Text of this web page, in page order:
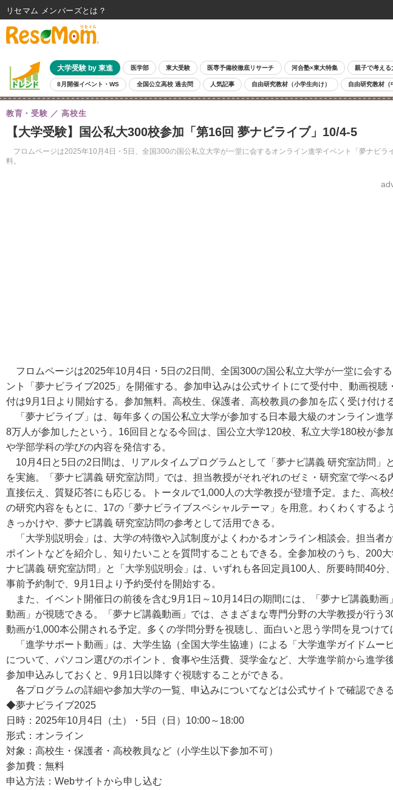
大学受験 by 東進 医学部 東大受験 医専予備校徹底リサーチ 河合塾×東大特集 親子で考える
8月開催イベント・WS 全国公立高校 過去問 人気記事 自由研究教材（小学生向け） 自由研究教材（
【大学受験】国公私大300校参加「第16回 夢ナビライブ」10/4-5
フロムページは2025年10月4日・5日、全国300の国公私立大学が一堂に会するオンライン進学イベント「夢ナビ
料。
教育・受験 高校生
フロムページは2025年10月4日・5日の2日間、全国300の国公私立大学が一堂に会す
ント「夢ナビライブ2025」を開催する。参加申込みは公式サイトにて受付中、動画視聴
付は9月1日より開始する。参加無料。高校生、保護者、高校教員の参加を広く受け付ける
「夢ナビライブ」は、毎年多くの国公私立大学が参加する日本最大級のオンライン進
8万人が参加したという。16回目となる今回は、国公立大学120校、私立大学180校が参
や学部学科の学びの内容を発信する。
10月4日と5日の2日間は、リアルタイムプログラムとして「夢ナビ講義 研究室訪問」
を実施。「夢ナビ講義 研究室訪問」では、担当教授がそれぞれのゼミ・研究室で学べる
直接伝え、質疑応答にも応じる。トータルで1,000人の大学教授が登壇予定。また、高
の研究内容をもとに、17の「夢ナビライブスペシャルテーマ」を用意。わくわくするよ
きっかけや、夢ナビ講義 研究室訪問の参考として活用できる。
「大学別説明会」は、大学の特徴や入試制度がよくわかるオンライン相談会。担当者
ポイントなどを紹介し、知りたいことを質問することもできる。全参加校のうち、200
ナビ講義 研究室訪問」と「大学別説明会」は、いずれも各回定員100人、所要時間40分
事前予約制で、9月1日より予約受付を開始する。
また、イベント開催日の前後を含む9月1日～10月14日の期間には、「夢ナビ講義動画
動画」が視聴できる。「夢ナビ講義動画」では、さまざまな専門分野の大学教授が行う
動画が1,000本公開される予定。多くの学問分野を視聴し、面白いと思う学問を見つけて
「進学サポート動画」は、大学生協（全国大学生協連）による「大学進学ガイドム
について、パソコン選びのポイント、食事や生活費、奨学金など、大学進学前から進
参加申込みしておくと、9月1日以降すぐ視聴することができる。
各プログラムの詳細や参加大学の一覧、申込みについてなどは公式サイトで確認できる
◆夢ナビライブ2025
日時：2025年10月4日（土）・5日（日）10:00～18:00
形式：オンライン
対象：高校生・保護者・高校教員など（小学生以下参加不可）
参加費：無料
申込方法：Webサイトから申し込む
リセマム メンバーズ